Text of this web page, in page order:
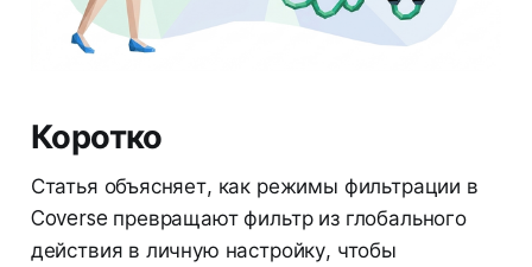
Коротко
Статья объясняет, как режимы фильтрации в
Coverse превращают фильтр из глобального
действия в личную настройку, чтобы